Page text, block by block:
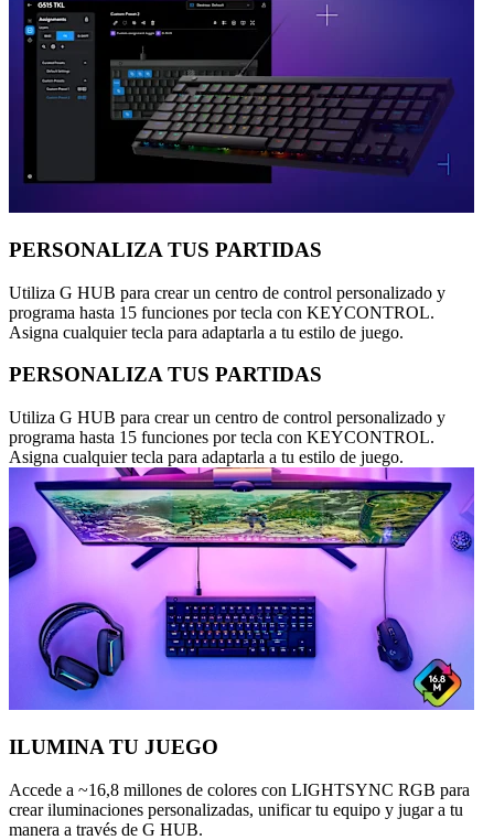
PERSONALIZA TUS PARTIDAS
Utiliza G HUB para crear un centro de control personalizado y
programa hasta 15 funciones por tecla con KEYCONTROL.
Asigna cualquier tecla para adaptarla a tu estilo de juego.
PERSONALIZA TUS PARTIDAS
Utiliza G HUB para crear un centro de control personalizado y
programa hasta 15 funciones por tecla con KEYCONTROL.
Asigna cualquier tecla para adaptarla a tu estilo de juego.
ILUMINA TU JUEGO
Accede a ~16,8 millones de colores con LIGHTSYNC RGB para
crear iluminaciones personalizadas, unificar tu equipo y jugar a tu
manera a través de G HUB.